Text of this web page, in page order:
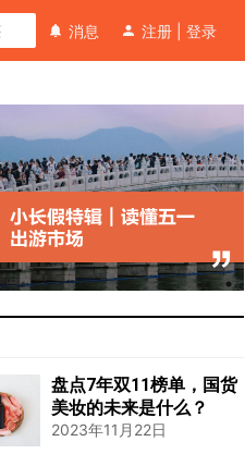
消息 注册 登录
盘点7年双11榜单，国货
美妆的未来是什么？
2023年11月22日